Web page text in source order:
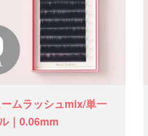
ムラッシュmix/単一
｜0.06mm